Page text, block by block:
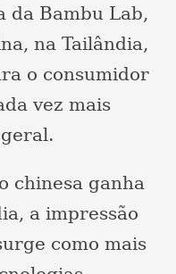
da Bambu Lab,
na Tailândia,
o consumidor
vez mais
chinesa ganha
a impressão
como mais